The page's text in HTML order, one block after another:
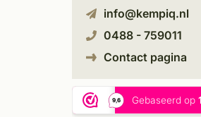
info@kempiq.nl
0488 - 759011
Contact pagina